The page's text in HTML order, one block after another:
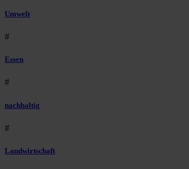
Umwelt
#
Essen
#
nachhaltig
#
Landwirtschaft